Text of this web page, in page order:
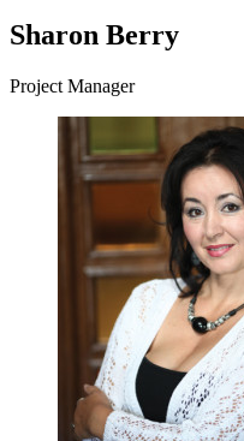
Sharon Berry
Project Manager